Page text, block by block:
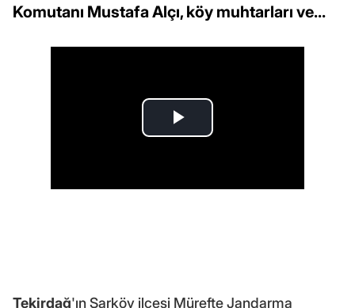
Komutanı Mustafa Alçı, köy muhtarları ve...
Tekirdağ'ın Şarköy ilçesi Mürefte Jandarma